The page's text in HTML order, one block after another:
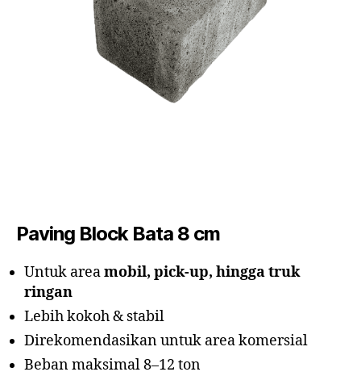
Paving Block Bata 8 cm
Untuk areamobil, pick-up, hingga truk
ringan
Lebih kokoh & stabil
Direkomendasikan untuk area komersial
Beban maksimal 8–12 ton